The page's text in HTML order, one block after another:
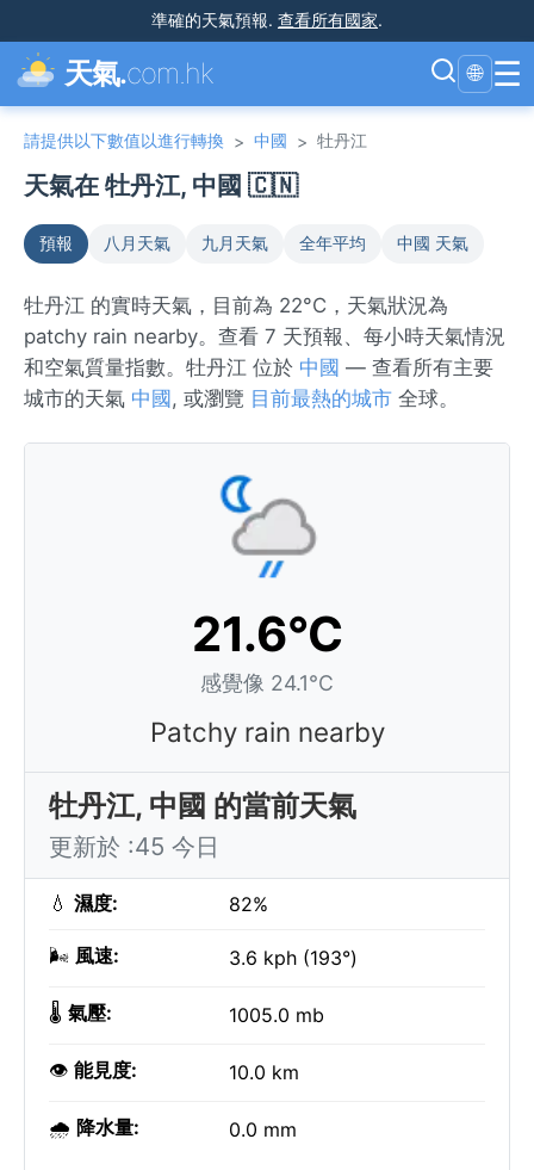
準確的天氣預報. 查看所有國家.
天氣.com.hk 🌐 ☰
請提供以下數值以進行轉換 > 中國 > 牡丹江
天氣在 牡丹江, 中國 🇨🇳
預報 八月天氣 九月天氣 全年平均 中國 天氣
牡丹江 的實時天氣，目前為 22°C，天氣狀況為
patchy rain nearby。查看 7 天預報、每小時天氣情況
和空氣質量指數。牡丹江 位於 中國 — 查看所有主要
城市的天氣 中國 , 或瀏覽 目前最熱的城市 全球。
21.6°C
感覺像 24.1°C
Patchy rain nearby
牡丹江, 中國 的當前天氣
更新於 :45 今日
💧 濕度: 82%
🌬️ 風速: 3.6 kph (193°)
🌡️ 氣壓: 1005.0 mb
👁️ 能見度: 10.0 km
🌧️ 降水量: 0.0 mm